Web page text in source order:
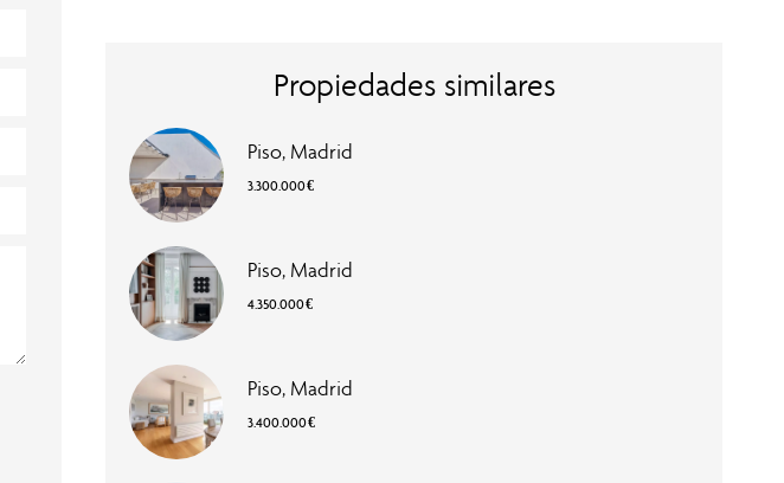
Propiedades similares
Piso, Madrid
3.300.000 €
Piso, Madrid
4.350.000 €
Piso, Madrid
3.400.000 €